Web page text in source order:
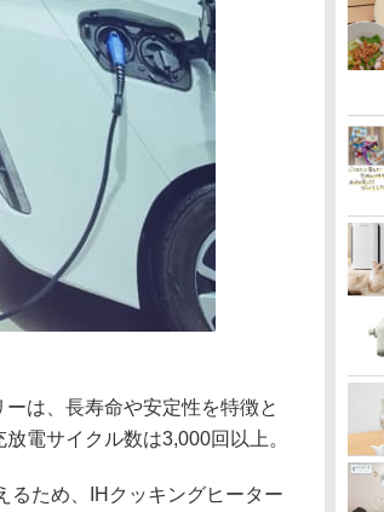
は、長寿命や安定性を特徴と
電サイクル数は3,000回以上。
るため、IHクッキングヒーター